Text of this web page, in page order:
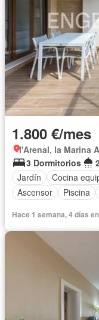
1.800 €/mes
l'Arenal, la Marina
3 Dormitorios
Jardín
Cocina
Ascensor
Piscina
Hace 1 semana, 4 días